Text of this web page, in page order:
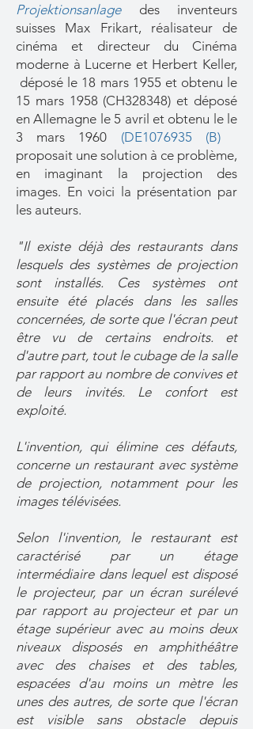
Projektionsanlage des inventeurs
suisses Max Frikart, réalisateur de
cinéma et directeur du Cinéma
moderne à Lucerne et Herbert Keller,
déposé le 18 mars 1955 et obtenu le
15 mars 1958 (CH328348) et déposé
en Allemagne le 5 avril et obtenu le le
3 mars 1960 (DE1076935 (B)
proposait une solution à ce problème,
en imaginant la projection des
images. En voici la présentation par
les auteurs.
"Il existe déjà des restaurants dans
lesquels des systèmes de projection
sont installés. Ces systèmes ont
ensuite été placés dans les salles
concernées, de sorte que l'écran peut
être vu de certains endroits. et
d'autre part, tout le cubage de la salle
par rapport au nombre de convives et
de leurs invités. Le confort est
exploité.
L'invention, qui élimine ces défauts,
concerne un restaurant avec système
de projection, notamment pour les
images télévisées.
Selon l'invention, le restaurant est
caractérisé par un étage
intermédiaire dans lequel est disposé
le projecteur, par un écran surélevé
par rapport au projecteur et par un
étage supérieur avec au moins deux
niveaux disposés en amphithéâtre
avec des chaises et des tables,
espacées d'au moins un mètre les
unes des autres, de sorte que l'écran
est visible sans obstacle depuis